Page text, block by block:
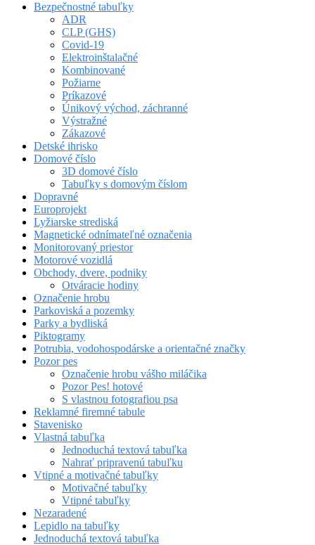
Bezpečnostné tabuľky
ADR
CLP (GHS)
Covid-19
Elektroinštalačné
Kombinované
Požiarne
Príkazové
Únikový východ, záchranné
Výstražné
Zákazové
Detské ihrisko
Domové číslo
3D domové číslo
Tabuľky s domovým číslom
Dopravné
Europrojekt
Lyžiarske strediská
Magnetické odnímateľné označenia
Monitorovaný priestor
Motorové vozidlá
Obchody, dvere, podniky
Otváracie hodiny
Označenie hrobu
Parkoviská a pozemky
Parky a bydliská
Piktogramy
Potrubia, vodohospodárske a orientačné značky
Pozor pes
Označenie hrobu vášho miláčika
Pozor Pes! hotové
S vlastnou fotografiou psa
Reklamné firemné tabule
Stavenisko
Vlastná tabuľka
Jednoduchá textová tabuľka
Nahrať pripravenú tabuľku
Vtipné a motivačné tabuľky
Motivačné tabuľky
Vtipné tabuľky
Nezaradené
Lepidlo na tabuľky
Jednoduchá textová tabuľka